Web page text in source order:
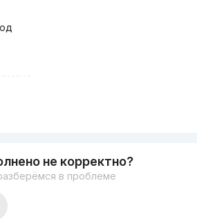
недвижимости
не корректно?
в проблеме